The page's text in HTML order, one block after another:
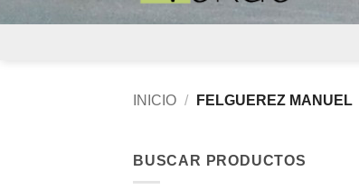
INICIO / FELGUEREZ MANUEL
BUSCAR PRODUCTOS